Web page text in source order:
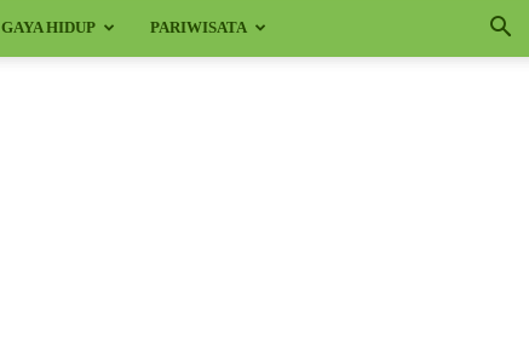
GAYA HIDUP PARIWISATA